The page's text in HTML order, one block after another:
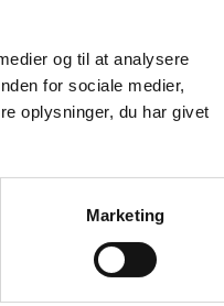
og til at analysere
for sociale medier,
oplysninger, du har givet
Marketing